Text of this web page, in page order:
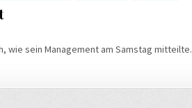
wie sein Management am Samstag mitteilte.